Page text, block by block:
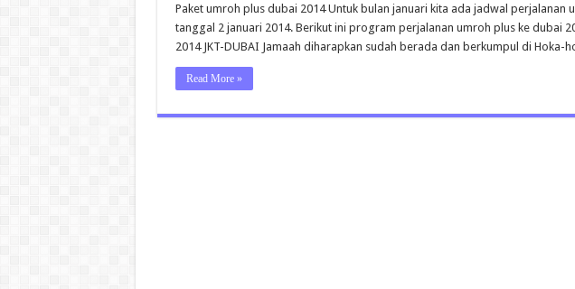
Perjalanan
Umroh
Plus
Dubai
2
Paket umroh plus dubai 2014 Untuk bulan januari kita ada jadwal perjalanan
tanggal 2 januari 2014. Berikut ini program perjalanan umroh plus ke dubai
2014 JKT-DUBAI Jamaah diharapkan sudah berada dan berkumpul di Hoka-
Read More »